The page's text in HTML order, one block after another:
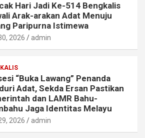
Hari Jadi Ke-514 Bengkalis
Arak-arakan Adat Menuju
Paripurna Istimewa
2026 admin
“Buka Lawang” Penanda
Adat, Sekda Ersan Pastikan
dan LAMR Bahu-
Jaga Identitas Melayu
2026 admin